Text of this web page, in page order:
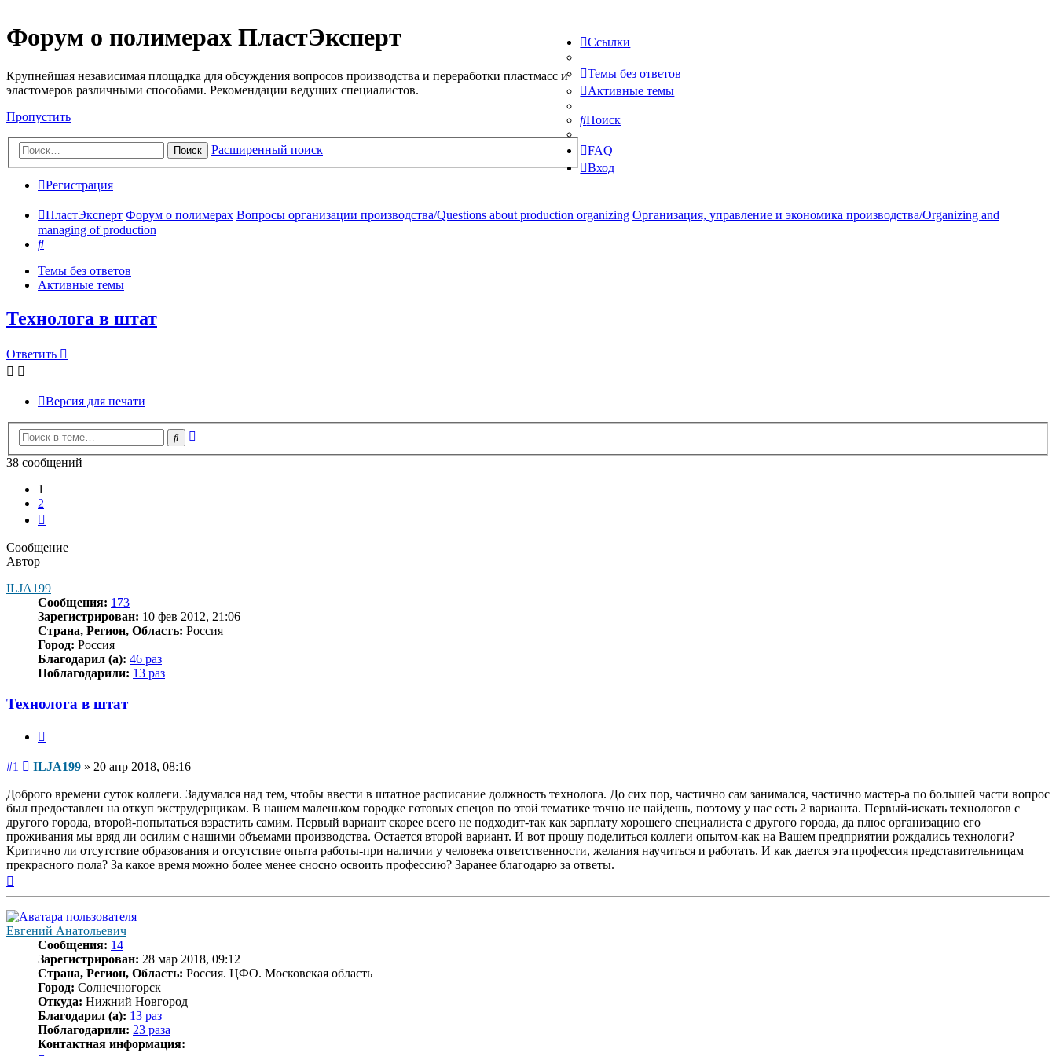
Форум о полимерах ПластЭксперт
Крупнейшая независимая площадка для обсуждения вопросов производства и переработки пластмасс и
эластомеров различными способами. Рекомендации ведущих специалистов.
Пропустить
Поиск Расширенный поиск
Ссылки
Темы без ответов
Активные темы
Поиск
FAQ
Вход
Регистрация
ПластЭксперт Форум о полимерах Вопросы организации производства/Questions about production organizing Организация, управление и экономика производства/Organizing and
managing of production
Поиск
Темы без ответов
Активные темы
Технолога в штат
Ответить
Версия для печати
Поиск
38 сообщений
1
2
Сообщение
Автор
ILJA199
Сообщения: 173
Зарегистрирован: 10 фев 2012, 21:06
Страна, Регион, Область: Россия
Город: Россия
Благодарил (а): 46 раз
Поблагодарили: 13 раз
Технолога в штат
#1 Сообщение
ILJA199 » 20 апр 2018, 08:16
Доброго времени суток коллеги. Задумался над тем, чтобы ввести в штатное расписание должность технолога. До сих пор, частично сам занимался, частично мастер-а по большей части вопрос
был предоставлен на откуп экструдерщикам. В нашем маленьком городке готовых спецов по этой тематике точно не найдешь, поэтому у нас есть 2 варианта. Первый-искать технологов с
другого города, второй-попытаться взрастить самим. Первый вариант скорее всего не подходит-так как зарплату хорошего специалиста с другого города, да плюс организацию его
проживания мы вряд ли осилим с нашими объемами производства. Остается второй вариант. И вот прошу поделиться коллеги опытом-как на Вашем предприятии рождались технологи?
Критично ли отсутствие образования и отсутствие опыта работы-при наличии у человека ответственности, желания научиться и работать. И как дается эта профессия представительницам
прекрасного пола? За какое время можно более менее сносно освоить профессию? Заранее благодарю за ответы.
Евгений Анатольевич
Сообщения: 14
Зарегистрирован: 28 мар 2018, 09:12
Страна, Регион, Область: Россия. ЦФО. Московская область
Город: Солнечногорск
Откуда: Нижний Новгород
Благодарил (а): 13 раз
Поблагодарили: 23 раза
Контактная информация: